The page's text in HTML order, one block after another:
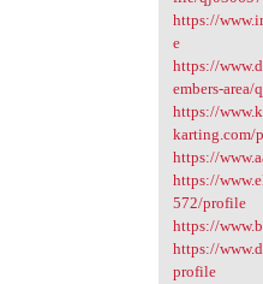
https://
e
https://
embers-
https://
karting.com/
https://
https://
572/profile
https://
https://
profile